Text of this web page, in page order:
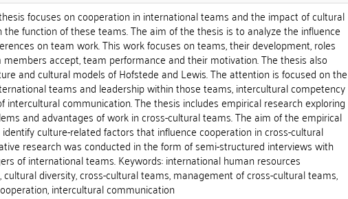
focuses on cooperation in international teams and the impact of cultural
the function of these teams. The aim of the thesis is to analyze the influence
on team work. This work focuses on teams, their development, roles
accept, team performance and their motivation. The thesis also
and cultural models of Hofstede and Lewis. The attention is focused on the
teams and leadership within those teams, intercultural competency
intercultural communication. The thesis includes empirical research exploring
and advantages of work in cross-cultural teams. The aim of the empirical
culture-related factors that influence cooperation in cross-cultural
research was conducted in the form of semi-structured interviews with
of international teams. Keywords: international human resources
diversity, cross-cultural teams, management of cross-cultural teams,
intercultural communication